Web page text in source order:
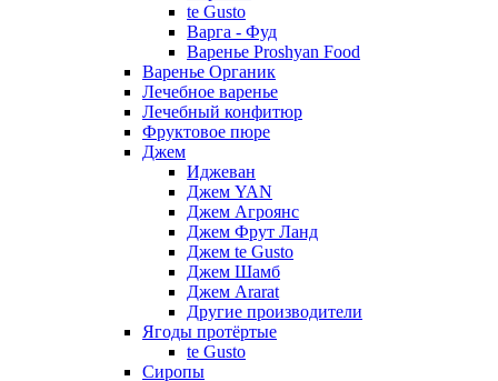
te Gusto
Варга - Фуд
Варенье Proshyan Food
Варенье Органик
Лечебное варенье
Лечебный конфитюр
Фруктовое пюре
Джем
Иджеван
Джем YAN
Джем Агроянс
Джем Фрут Ланд
Джем te Gusto
Джем Шамб
Джем Ararat
Другие производители
Ягоды протёртые
te Gusto
Сиропы